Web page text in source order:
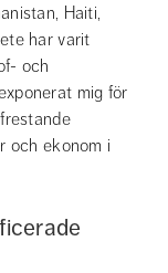
Haiti,
har varit
och
mig för
och ekonom i